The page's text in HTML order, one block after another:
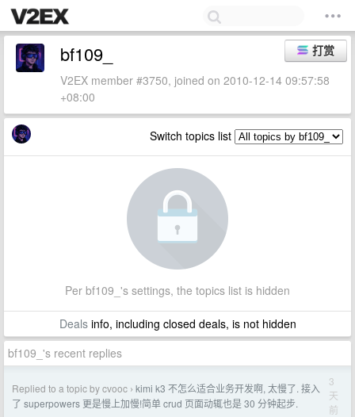
打赏
bf109_
V2EX member #3750, joined on 2010-12-14 09:57:58
+08:00
Switch topics list
Per bf109_'s settings, the topics list is hidden
Dealsinfo, including closed deals, is not hidden
bf109_'s recent replies
Replied to a topic by cvooc › kimi k3 不怎么适合业务开发啊, 太慢了. 接入
了 superpowers 更是慢上加慢!简单 crud 页面动辄也是 30 分钟起步.
3
天
前